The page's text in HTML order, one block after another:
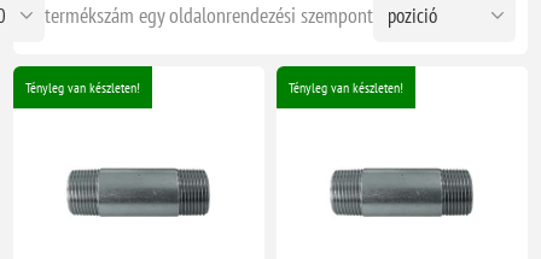
rendezési szempont
termékszám egy oldalon
Tényleg van készleten! Tényleg van készleten!